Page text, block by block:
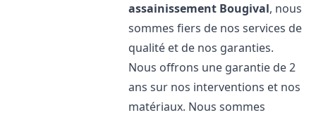
assainissement Bougival, nous
sommes fiers de nos services de
qualité et de nos garanties.
Nous offrons une garantie de 2
ans sur nos interventions et nos
matériaux. Nous sommes